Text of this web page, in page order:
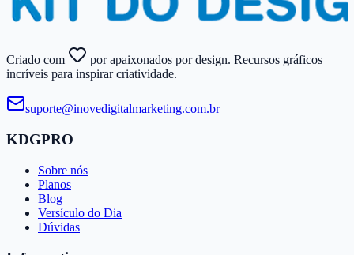
Criado com
por apaixonados por design. Recursos gráficos
incríveis para inspirar criatividade.
suporte@​inovedigitalmarketing.​com.​br
KDGPRO
Sobre nós
Planos
Blog
Versículo do Dia
Dúvidas